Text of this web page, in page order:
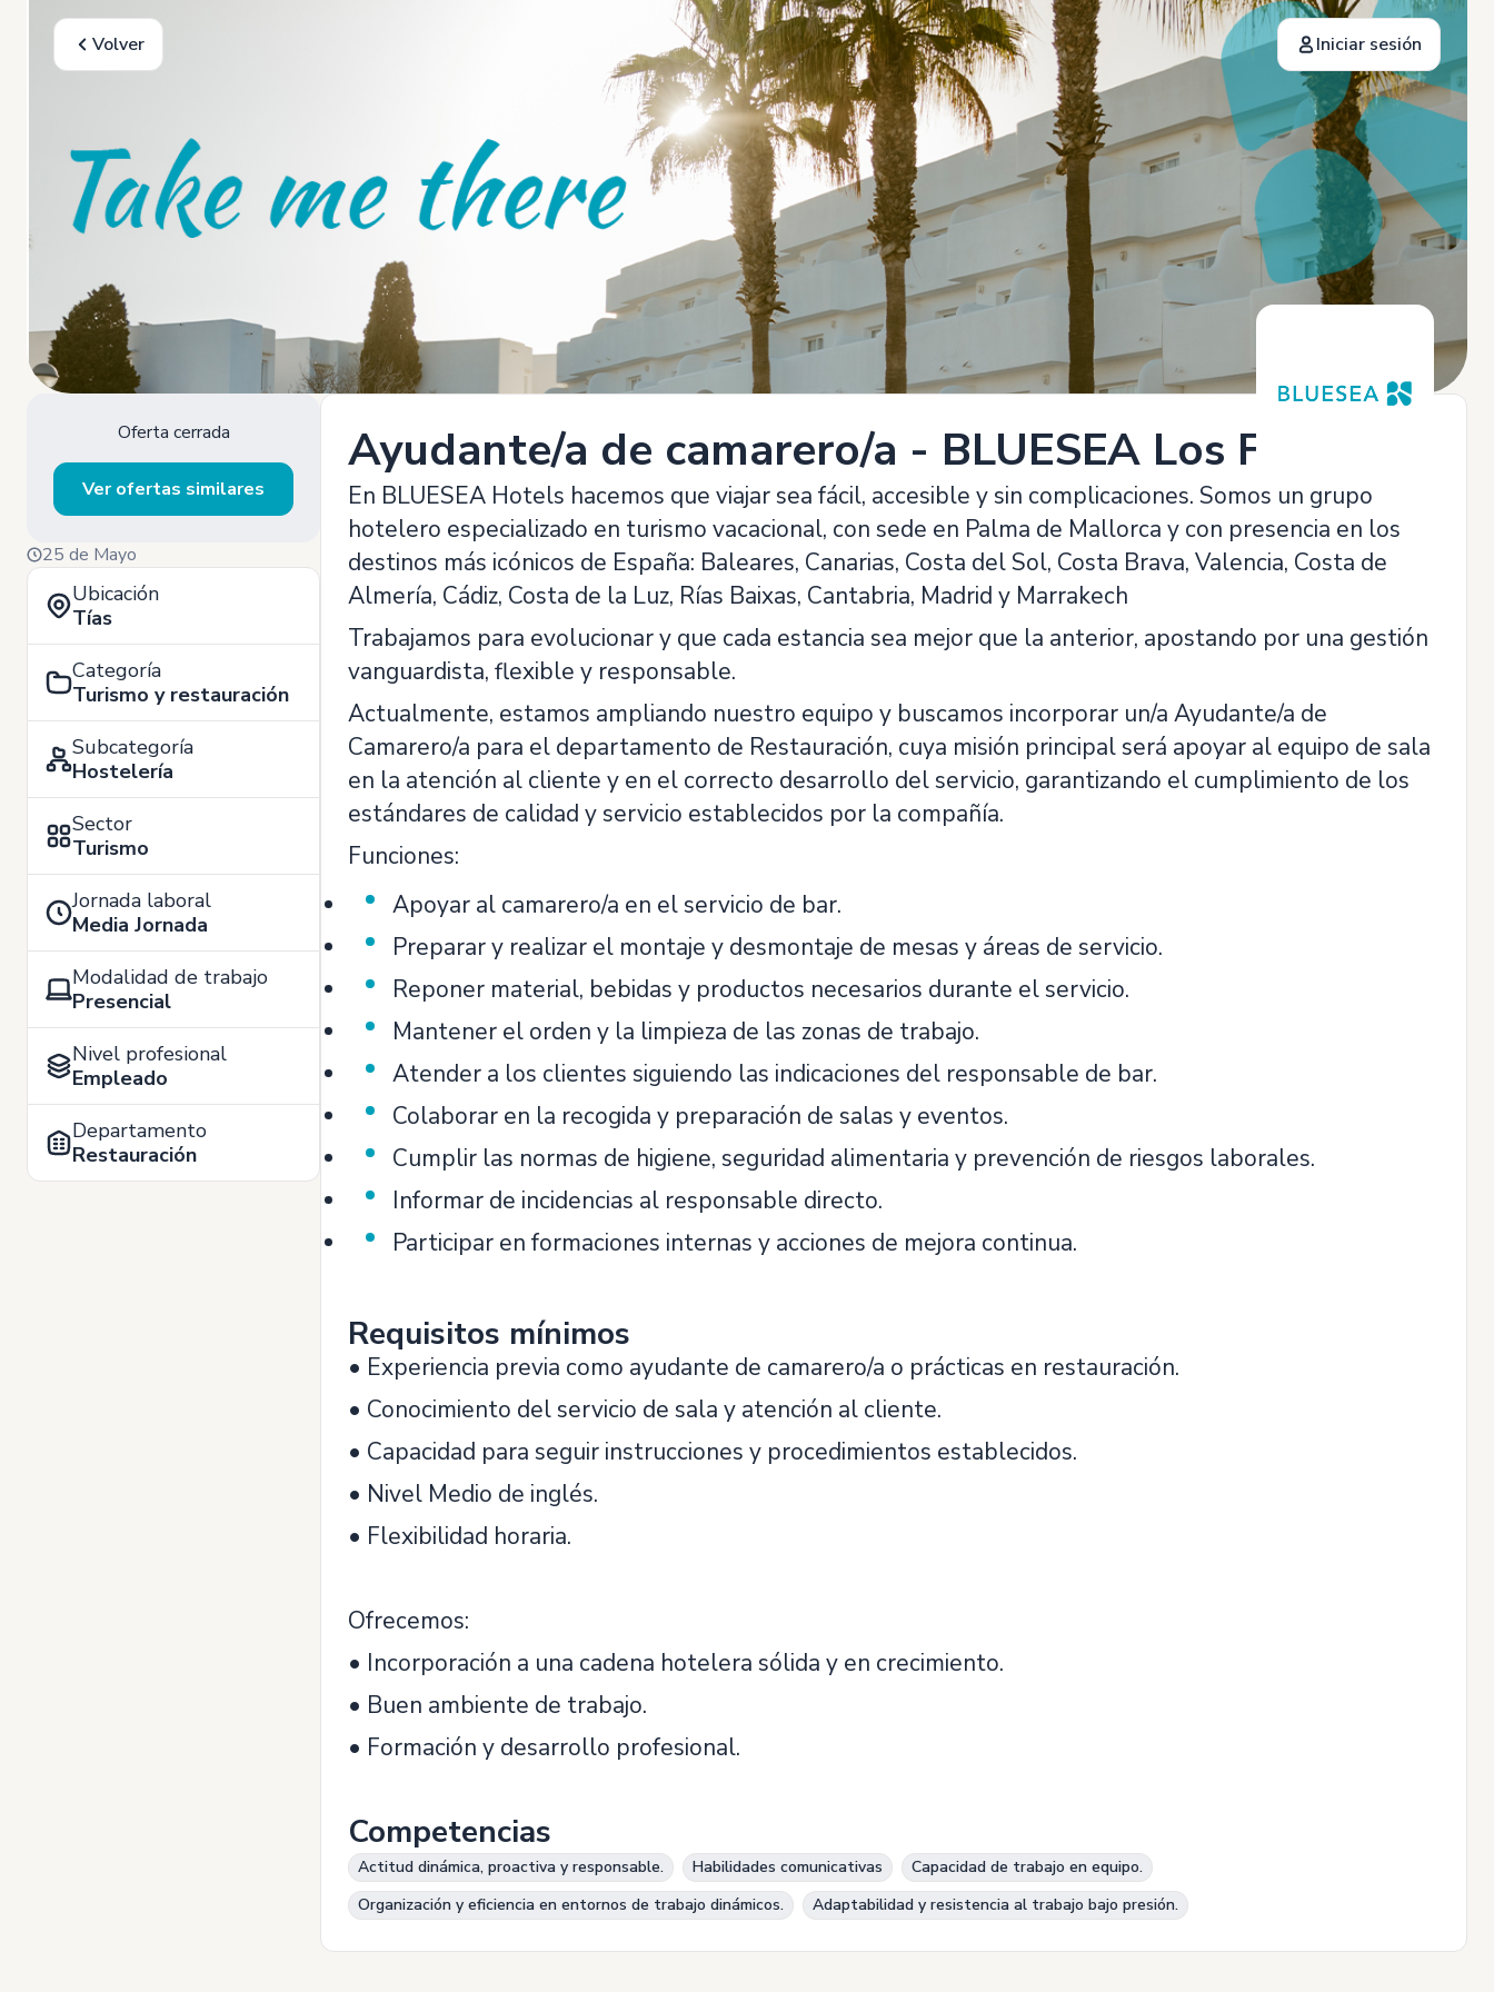
Volver Iniciar sesión
Oferta cerrada
Ver ofertas similares
25 de Mayo
Ubicación
Tías
Categoría
Turismo y restauración
Subcategoría
Hostelería
Sector
Turismo
Jornada laboral
Media Jornada
Modalidad de trabajo
Presencial
Nivel profesional
Empleado
Departamento
Restauración
Ayudante/a de camarero/a - BLUESEA Los Fiscos
En BLUESEA Hotels hacemos que viajar sea fácil, accesible y sin complicaciones. Somos un grupo
hotelero especializado en turismo vacacional, con sede en Palma de Mallorca y con presencia en los
destinos más icónicos de España: Baleares, Canarias, Costa del Sol, Costa Brava, Valencia, Costa de
Almería, Cádiz, Costa de la Luz, Rías Baixas, Cantabria, Madrid y Marrakech
Trabajamos para evolucionar y que cada estancia sea mejor que la anterior, apostando por una gestión
vanguardista, flexible y responsable.
Actualmente, estamos ampliando nuestro equipo y buscamos incorporar un/a Ayudante/a de
Camarero/a para el departamento de Restauración, cuya misión principal será apoyar al equipo de sala
en la atención al cliente y en el correcto desarrollo del servicio, garantizando el cumplimiento de los
estándares de calidad y servicio establecidos por la compañía.
Funciones:
Apoyar al camarero/a en el servicio de bar.
Preparar y realizar el montaje y desmontaje de mesas y áreas de servicio.
Reponer material, bebidas y productos necesarios durante el servicio.
Mantener el orden y la limpieza de las zonas de trabajo.
Atender a los clientes siguiendo las indicaciones del responsable de bar.
Colaborar en la recogida y preparación de salas y eventos.
Cumplir las normas de higiene, seguridad alimentaria y prevención de riesgos laborales.
Informar de incidencias al responsable directo.
Participar en formaciones internas y acciones de mejora continua.
Requisitos mínimos
• Experiencia previa como ayudante de camarero/a o prácticas en restauración.
• Conocimiento del servicio de sala y atención al cliente.
• Capacidad para seguir instrucciones y procedimientos establecidos.
• Nivel Medio de inglés.
• Flexibilidad horaria.
Ofrecemos:
• Incorporación a una cadena hotelera sólida y en crecimiento.
• Buen ambiente de trabajo.
• Formación y desarrollo profesional.
Competencias
Actitud dinámica, proactiva y responsable. Habilidades comunicativas
Capacidad de trabajo en equipo.
Organización y eficiencia en entornos de trabajo dinámicos.
Adaptabilidad y resistencia al trabajo bajo presión.